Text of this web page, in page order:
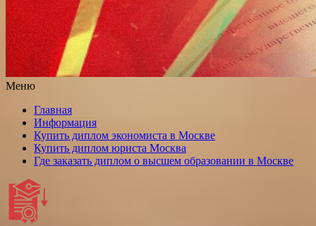
Меню
Главная
Информация
Купить диплом экономиста в Москве
Купить диплом юриста Москва
Где заказать диплом о высшем образовании в Москве